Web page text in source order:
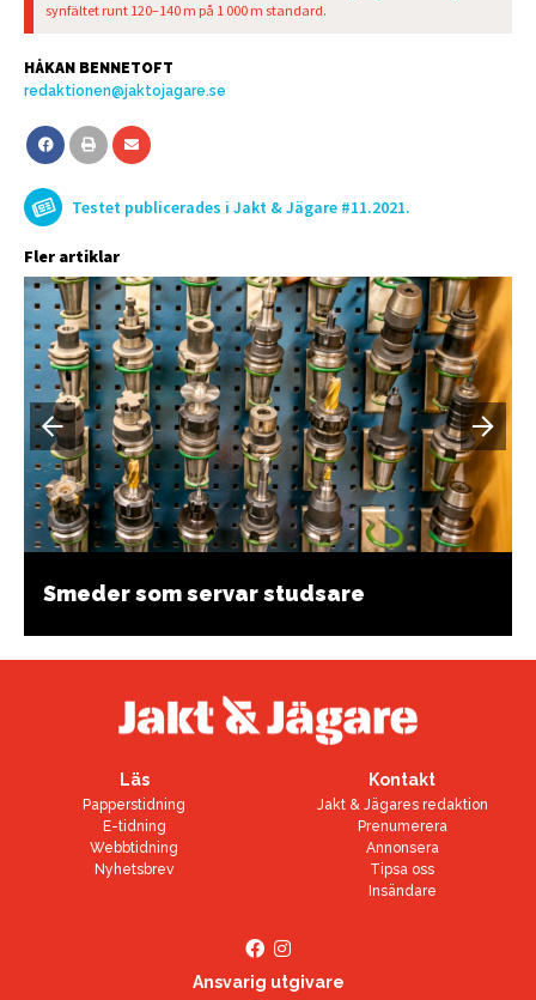
synfältet runt 120–140 m på 1 000 m standard.
HÅKAN BENNETOFT
redaktionen@jaktojagare.se
Testet publicerades i Jakt & Jägare #11.2021.
Fler artiklar
Smeder som servar studsare
Läs
Papperstidning
E-tidning
Webbtidning
Nyhetsbrev
Kontakt
Jakt & Jägares redaktion
Prenumerera
Annonsera
Tipsa oss
Insändare
Ansvarig utgivare